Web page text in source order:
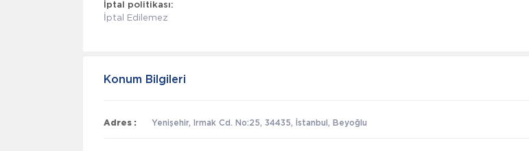
İptal politikası:
İptal Edilemez
Konum Bilgileri
Adres : Yenişehir, Irmak Cd. No:25, 34435, İstanbul, Beyoğlu